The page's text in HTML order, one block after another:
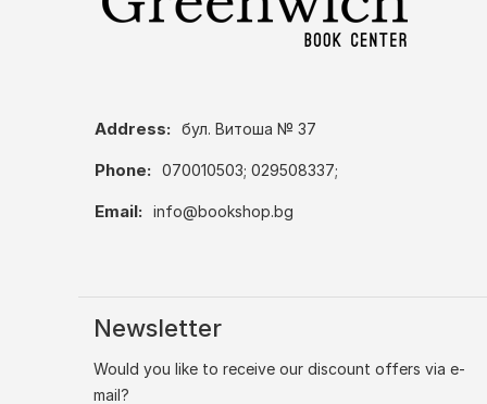
Address: бул. Витоша № 37
Phone: 070010503; 029508337;
Email: info@bookshop.bg
Newsletter
Would you like to receive our discount offers via e-
mail?